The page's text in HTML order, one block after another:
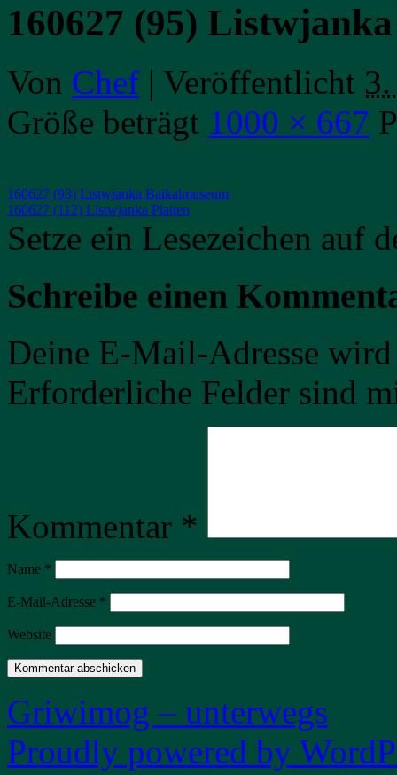
160627 (95)
Von Chef | Veröffentlicht
Größe beträgt 1000 × 667
160627 (93) Listwjanka Baikalmuseum
160627 (112) Listwjanka Platten
Setze ein Lesezeichen auf
Schreibe einen
Deine E-Mail-Adresse
Erforderliche Felder sind
Kommentar *
Name *
E-Mail-Adresse *
Website
Griwimog – unterwegs
Proudly powered by